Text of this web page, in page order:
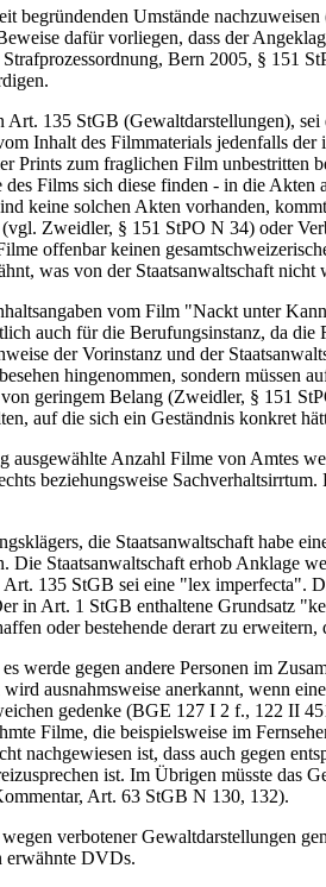
begründenden Umstände
dafür vorliegen, dass der
Bern 2005, § 151
135 StGB (Gewaltdarstellungen),
Inhalt des Filmmaterials jedenfalls
zum fraglichen Film unbestritten
Films sich diese finden - in die
keine solchen Akten vorhanden,
Zweidler, § 151 StPO N 34) oder
offenbar keinen
was von der Staatsanwaltschaft nicht
vom Film "Nackt unter
auch für die Berufungsinstanz, da
der Vorinstanz und der
hingenommen, sondern
geringem Belang (Zweidler, § 151
auf die sich ein Geständnis konkret
Anzahl Filme von Amtes
beziehungsweise
die Staatsanwaltschaft habe
Staatsanwaltschaft erhob Anklage
135 StGB sei eine "lex imperfecta".
Art. 1 StGB enthaltene Grundsatz
oder bestehende derart zu
werde gegen andere Personen im
ausnahmsweise anerkannt, wenn
gedenke (BGE 127 I 2 f., 122 II
Filme, die beispielsweise im
nachgewiesen ist, dass auch gegen
ist. Im Übrigen müsste das
Art. 63 StGB N 130, 132).
verbotener Gewaltdarstellungen
erwähnte DVDs.